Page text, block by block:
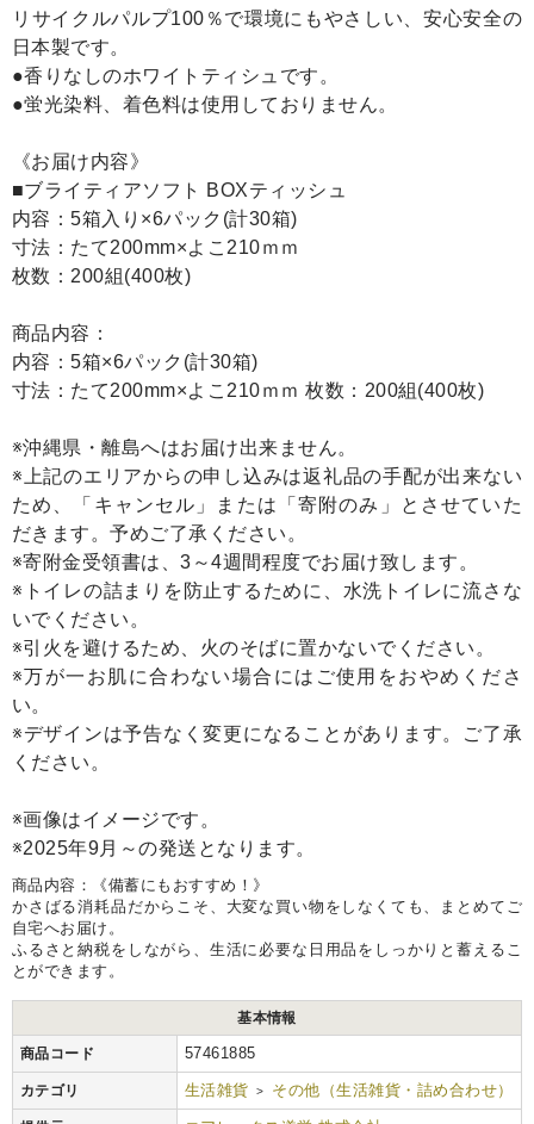
リサイクルパルプ100％で環境にもやさしい、安心安全の
日本製です。
●香りなしのホワイトティシュです。
●蛍光染料、着色料は使用しておりません。
《お届け内容》
■ブライティアソフト BOXティッシュ
内容：5箱入り×6パック(計30箱)
寸法：たて200mm×よこ210ｍｍ
枚数：200組(400枚)
商品内容：
内容：5箱×6パック(計30箱)
寸法：たて200mm×よこ210ｍｍ 枚数：200組(400枚)
※沖縄県・離島へはお届け出来ません。
※上記のエリアからの申し込みは返礼品の手配が出来ない
ため、「キャンセル」または「寄附のみ」とさせていた
だきます。予めご了承ください。
※寄附金受領書は、3～4週間程度でお届け致します。
※トイレの詰まりを防止するために、水洗トイレに流さな
いでください。
※引火を避けるため、火のそばに置かないでください。
※万が一お肌に合わない場合にはご使用をおやめくださ
い。
※デザインは予告なく変更になることがあります。ご了承
ください。
※画像はイメージです。
※2025年9月～の発送となります。
商品内容：《備蓄にもおすすめ！》
かさばる消耗品だからこそ、大変な買い物をしなくても、まとめてご
自宅へお届け。
ふるさと納税をしながら、生活に必要な日用品をしっかりと蓄えるこ
とができます。
基本情報
商品コード 57461885
カテゴリ 生活雑貨 > その他（生活雑貨・詰め合わせ）